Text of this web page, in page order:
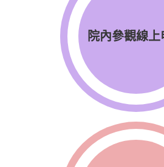
院內參觀線上